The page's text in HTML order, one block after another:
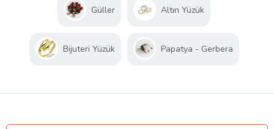
Güller Altın Yüzük
Bijuteri Yüzük Papatya - Gerbera